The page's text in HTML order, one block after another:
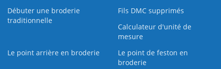
Débuter une broderie
traditionnelle
Fils DMC supprimés
Calculateur d'unité de
mesure
Le point arrière en broderie
Le point de feston en
broderie